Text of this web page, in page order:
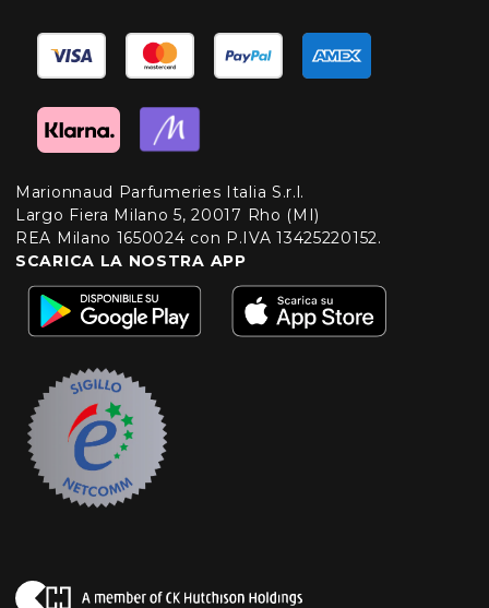
Marionnaud Parfumeries Italia S.r.l.
Largo Fiera Milano 5, 20017 Rho (MI)
REA Milano 1650024 con P.IVA 13425220152.
SCARICA LA NOSTRA APP